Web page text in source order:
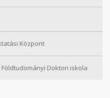
Központ
Doktori iskola